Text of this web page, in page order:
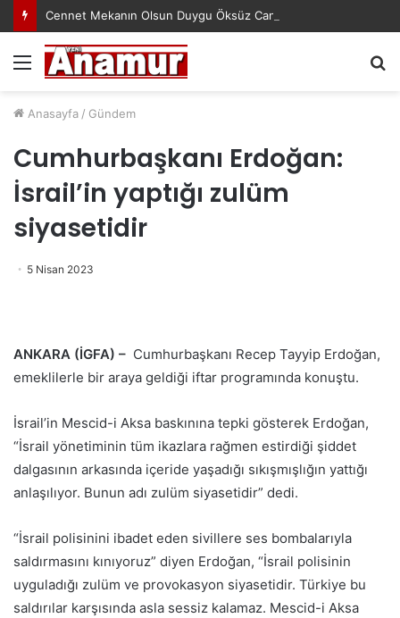
Cennet Mekanın Olsun Duygu Öksüz Canova
Menü
Anasayfa / Gündem
Cumhurbaşkanı Erdoğan:
İsrail’in yaptığı zulüm
siyasetidir
5 Nisan 2023
ANKARA (İGFA) – Cumhurbaşkanı Recep Tayyip Erdoğan,
emeklilerle bir araya geldiği iftar programında konuştu.
İsrail’in Mescid-i Aksa baskınına tepki gösterek Erdoğan,
“İsrail yönetiminin tüm ikazlara rağmen estirdiği şiddet
dalgasının arkasında içeride yaşadığı sıkışmışlığın yattığı
anlaşılıyor. Bunun adı zulüm siyasetidir” dedi.
“İsrail polisinini ibadet eden sivillere ses bombalarıyla
saldırmasını kınıyoruz” diyen Erdoğan, “İsrail polisinin
uyguladığı zulüm ve provokasyon siyasetidir. Türkiye bu
saldırılar karşısında asla sessiz kalamaz. Mescid-i Aksa